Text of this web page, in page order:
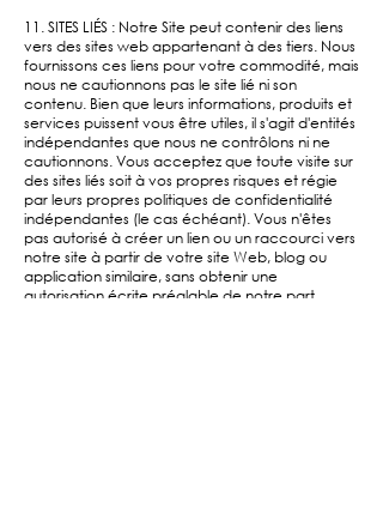
11. SITES LIÉS : Notre Site peut contenir des liens
vers des sites web appartenant à des tiers. Nous
fournissons ces liens pour votre commodité, mais
nous ne cautionnons pas le site lié ni son
contenu. Bien que leurs informations, produits et
services puissent vous être utiles, il s'agit d'entités
indépendantes que nous ne contrôlons ni ne
cautionnons. Vous acceptez que toute visite sur
des sites liés soit à vos propres risques et régie
par leurs propres politiques de confidentialité
indépendantes (le cas échéant). Vous n'êtes
pas autorisé à créer un lien ou un raccourci vers
notre site à partir de votre site Web, blog ou
application similaire, sans obtenir une
autorisation écrite préalable de notre part.